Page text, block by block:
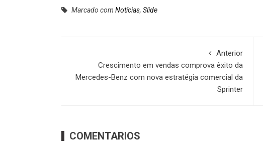
Marcado com Notícias, Slide
Anterior
Crescimento em vendas comprova êxito da
Mercedes-Benz com nova estratégia comercial da
Sprinter
COMENTARIOS